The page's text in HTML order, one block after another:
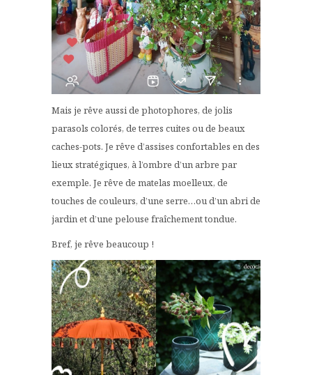
Mais je rêve aussi de photophores, de jolis
parasols colorés, de terres cuites ou de beaux
caches-pots. Je rêve d’assises confortables en des
lieux stratégiques, à l’ombre d’un arbre par
exemple. Je rêve de matelas moelleux, de
touches de couleurs, d’une serre…ou d’un abri de
jardin et d’une pelouse fraîchement tondue.
Bref, je rêve beaucoup !